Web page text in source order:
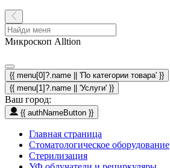
Микроскоп Alltion
{{ menu[0]?.name || 'По категории товара' }}
{{ menu[1]?.name || 'Услуги' }}
Ваш город:
{{ authNameButton }}
Главная страница
Стоматологическое оборудование
Стерилизация